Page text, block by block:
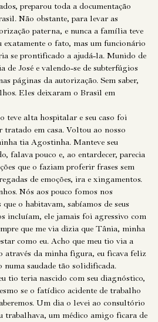
preparou toda a documentação
Não obstante, para levar as
paterna, e nunca a família teve
exatamente o fato, mas um funcionário
se prontificado a ajudá-la. Munido de
de José e valendo-se de subterfúgios
páginas da autorização. Sem saber,
Eles deixaram o Brasil em
teve alta hospitalar e seu caso foi
tratado em casa. Voltou ao nosso
tia Agostinha. Manteve seu
falava pouco e, ao entardecer, parecia
que o faziam proferir frases sem
de emoções, ira e xingamentos.
Nós aos pouco fomos nos
o habitavam, sabíamos de seus
incluíam, ele jamais foi agressivo com
que me via dizia que Tânia, minha
como eu. Acho que meu tio via a
através da minha figura, eu ficava feliz
numa saudade tão solidificada.
tio teria nascido com seu diagnóstico,
se o fatídico acidente de trabalho
Um dia o levei ao consultório
trabalhava, um médico amigo ficara de